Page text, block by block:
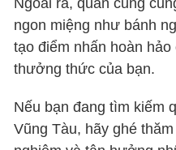
ngon miệng như bánh
tạo điểm nhấn hoàn
thưởng thức của bạn.
Nếu bạn đang tìm kiếm
Vũng Tàu, hãy ghé